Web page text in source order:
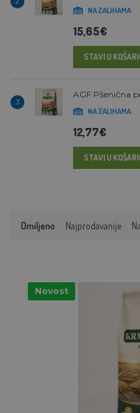
NA ZALIHAMA
15,65€
STAVI U
3
AGF Pšenična
NA ZALIHAMA
12,77€
STAVI U
Omiljeno Najprodavanije
Novost